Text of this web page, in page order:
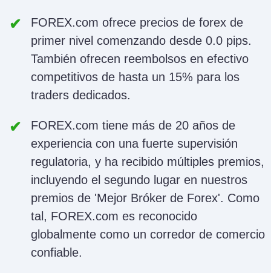
FOREX.com ofrece precios de forex de
primer nivel comenzando desde 0.0 pips.
También ofrecen reembolsos en efectivo
competitivos de hasta un 15% para los
traders dedicados.
FOREX.com tiene más de 20 años de
experiencia con una fuerte supervisión
regulatoria, y ha recibido múltiples premios,
incluyendo el segundo lugar en nuestros
premios de 'Mejor Bróker de Forex'. Como
tal, FOREX.com es reconocido
globalmente como un corredor de comercio
confiable.